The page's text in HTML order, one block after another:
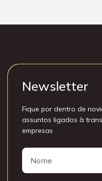
Newsletter
Fique por dentro de
assuntos ligados à
empresas
Nome